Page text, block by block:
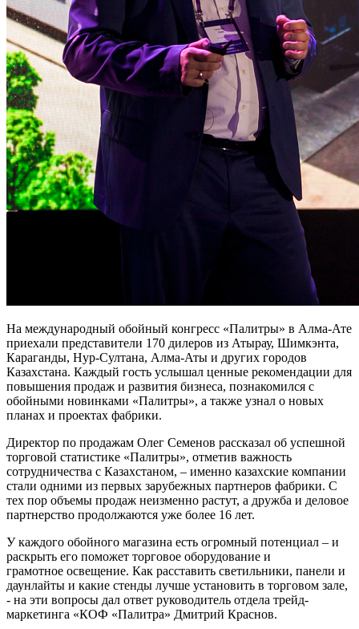
На международный обойный конгресс «Палитры» в Алма-Ате
приехали представители 170 дилеров из Атырау, Шимкэнта,
Караганды, Нур-Султана, Алма-Аты и других городов
Казахстана. Каждый гость услышал ценные рекомендации для
повышения продаж и развития бизнеса, познакомился с
обойными новинками «Палитры», а также узнал о новых
планах и проектах фабрики.
Директор по продажам Олег Семенов рассказал об успешной
торговой статистике «Палитры», отметив важность
сотрудничества с Казахстаном, – именно казахские компании
стали одними из первых зарубежных партнеров фабрики. С
тех пор объемы продаж неизменно растут, а дружба и деловое
партнерство продолжаются уже более 16 лет.
У каждого обойного магазина есть огромный потенциал – и
раскрыть его поможет торговое оборудование и
грамотное освещение. Как расставить светильники, панели и
даунлайты и какие стенды лучше установить в торговом зале,
- на эти вопросы дал ответ руководитель отдела трейд-
маркетинга «КОФ «Палитра» Дмитрий Краснов.